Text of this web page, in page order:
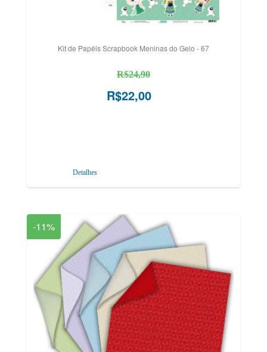
Kit de Papéis Scrapbook Meninas do Gelo - 67
R$24,90
R$22,00
Detalhes
-11%